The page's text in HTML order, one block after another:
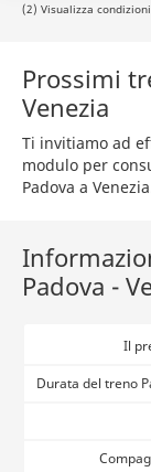
(2) Visualizza condizioni
Prossimi
Venezia
Ti invitiamo ad
modulo per
Padova a
Padova -
Il
Durata del treno